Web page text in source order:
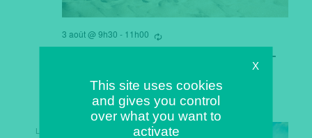
Koh-Lanta 8-12 ans(par le Happy-Club) –
3 août @ 9h30 - 11h00
Se
répètant
LUN
X
This site uses cookies
and gives you control
over what you want to
activate